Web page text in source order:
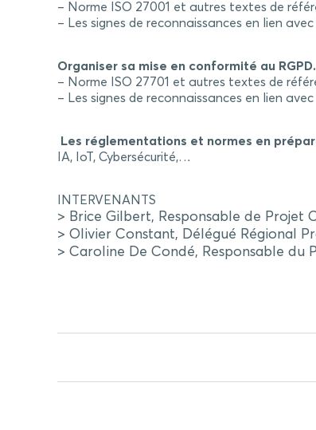
– Norme ISO 27001 et autres textes de
– Les signes de reconnaissances en lien
Organiser sa mise en conformité au
– Norme ISO 27701 et autres textes de
– Les signes de reconnaissances en lien
Les réglementations et normes en
IA, IoT, Cybersécurité,…
INTERVENANTS
> Brice Gilbert, Responsable de Projet
> Olivier Constant, Délégué Régional
> Caroline De Condé, Responsable du